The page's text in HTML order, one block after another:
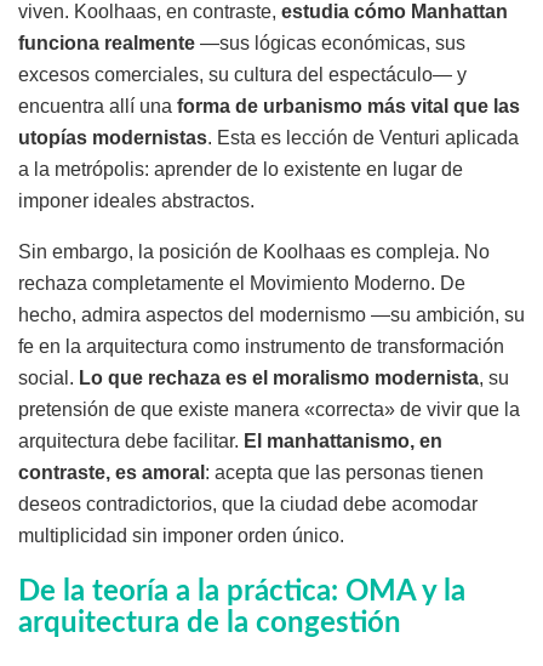
viven. Koolhaas, en contraste, estudia cómo Manhattan
funciona realmente —sus lógicas económicas, sus
excesos comerciales, su cultura del espectáculo— y
encuentra allí una forma de urbanismo más vital que las
utopías modernistas. Esta es lección de Venturi aplicada
a la metrópolis: aprender de lo existente en lugar de
imponer ideales abstractos.
Sin embargo, la posición de Koolhaas es compleja. No
rechaza completamente el Movimiento Moderno. De
hecho, admira aspectos del modernismo —su ambición, su
fe en la arquitectura como instrumento de transformación
social. Lo que rechaza es el moralismo modernista, su
pretensión de que existe manera «correcta» de vivir que la
arquitectura debe facilitar. El manhattanismo, en
contraste, es amoral : acepta que las personas tienen
deseos contradictorios, que la ciudad debe acomodar
multiplicidad sin imponer orden único.
De la teoría a la práctica: OMA y la
arquitectura de la congestión